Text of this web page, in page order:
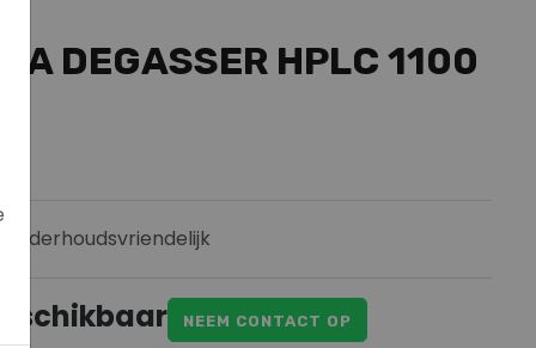
DEGASSER HPLC 1100
NEEM CONTACT OP
Onderhoudsvriendelijk